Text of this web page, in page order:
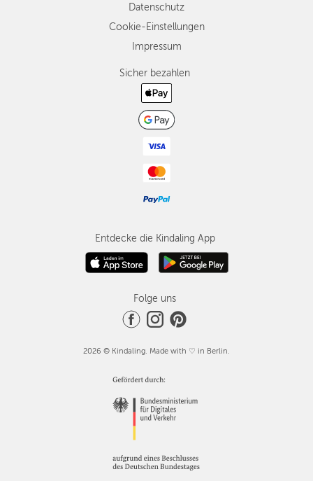
Datenschutz
Cookie-Einstellungen
Impressum
Sicher bezahlen
Entdecke die Kindaling App
Folge uns
2026 © Kindaling. Made with ♡ in Berlin.